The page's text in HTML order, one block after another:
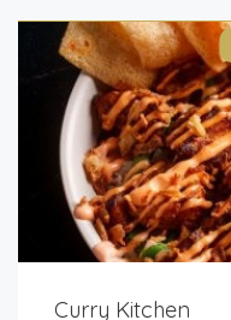
Curry Kitchen